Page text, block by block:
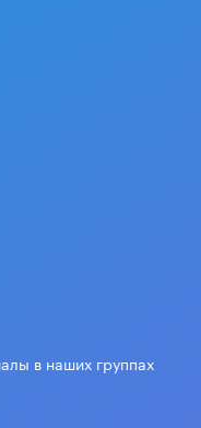
в наших группах